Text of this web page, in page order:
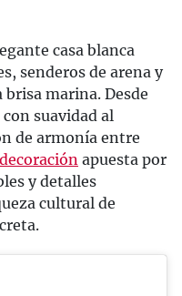
casa blanca
senderos de arena y
brisa marina. Desde
suavidad al
de armonía entre
decoración apuesta por
y detalles
cultural de